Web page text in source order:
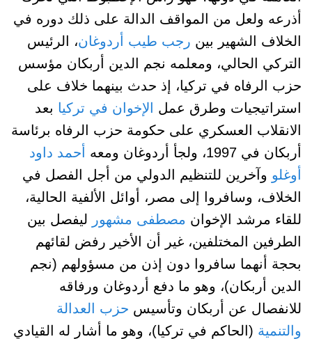
أذرعه ولعل من المواقف الدالة على ذلك دوره في
الخلاف الشهير بين رجب طيب أردوغان، الرئيس
التركي الحالي، ومعلمه نجم الدين أربكان مؤسس
حزب الرفاه في تركيا، إذ حدث بينهما خلاف على
استراتيجيات وطرق عمل
الإخوان في تركيا بعد
الانقلاب العسكري على حكومة حزب الرفاه برئاسة
أربكان في 1997، ولجأ أردوغان ومعه
أحمد داود
أوغلو وآخرين للتنظيم الدولي من أجل الفصل في
الخلاف، وسافروا إلى مصر، أوائل الألفية الحالية،
للقاء مرشد الإخوان مصطفى مشهور ليفصل بين
الطرفين المختلفين، غير أن الأخير رفض لقائهم
بحجة أنهما سافروا دون إذن من مسؤولهم (نجم
الدين أربكان)، وهو ما دفع أردوغان ورفاقه
للانفصال عن أربكان وتأسيس حزب العدالة
والتنمية (الحاكم في تركيا)، وهو ما أشار له القيادي